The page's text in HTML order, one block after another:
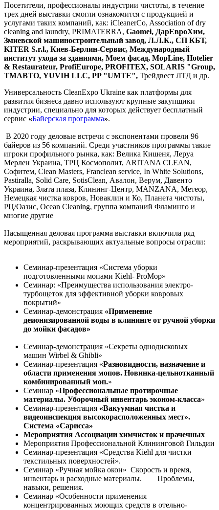
Посетители, профессионалы индустрии чистоты, в течение
трех дней выставки смогли ознакомится с продукцией и
услугами таких компаний, как: iCleanerCo, Association of dry
cleaning and laundry, PRIMATERRA, Gaomei, ДарЕвроХим,
Змиевской машиностроительный завод, Л.Л.К., СП КБТ,
KITER S.r.l., Киев-Берлин-Сервис, Международный
институт ухода за зданиями, Моем фасад, МopLine, Hotelier
& Restaurateur, ProfiEurope, PROFITEX, SOLARIS "Group,
ТМАВТО, YUVIH LLC, PP "UMTE", Трейдвест ЛТД и др.
Универсальность CleanExpo Ukraine как платформы для
развития бизнеса давно используют крупные закупщики
индустрии, специально для которых действует бесплатный
сервис «Байерская программа».
В 2020 году деловые встречи с экспонентами провели 96
байеров из 56 компаний. Среди участников программы такие
игроки профильного рынка, как: Велика Кишеня, Леруа
Мерлен Украина, ТРЦ Космополит, ARITANA CLEAN,
Cофитем, Clean Masters, Franclean service, In White Solutions,
Pastiralla, Solid Care, SotisClean, Авалон, Верум, Давенто
Украина, Злата плаза, Клининг-Центр, MANZANA, Метеор,
Немецкая чистка ковров, Новаклин и Ко, Планета чистоты,
РЦ/Оазис, Ocean Cleaning, группа компаний Фламинго и
многие другие
Насыщенная деловая программа выставки включила ряд
мероприятий, раскрывающих актуальные вопросы отрасли:
Семинар-презентация «Система уборки
подготовленными мопами Kiehl- ProMop»
Семинар: «Преимущества использования электро-
турбощеток для эффективной уборки ковровых
покрытий»
Семинар-демонстрация «Применение
деионизированной воды в клининге от ручной уборки
до мойки фасадов»
Семинар-демонстрация «Секреты однодисковых
машин Wirbel & Ghibli»
Семинар-презентация «Разновидности, назначение и
области применения мопов. Новинка-цельнотканный
комбинированный моп.»
Семинар «Профессиональные протирочные
материалы. Уборочный инвентарь эконом-класса»
Семинар-презентация «Вакуумная чистка и
видеоинспекция высокорасположенных мест».
Система «Сарисса»
Мероприятия Ассоциации химчисток и прачечных
Мероприятия Профессиональной Клининговой Гильдии
Семинар-презентация «Средства Kiehl для чистки
текстильных поверхностей».
Семинар «Ручная мойка окон» Скорость и время,
инвентарь и расходные материалы. Проблемы,
навыки, решения.
Семинар «Особенности применения
концентрированных моющих средств в отельно-